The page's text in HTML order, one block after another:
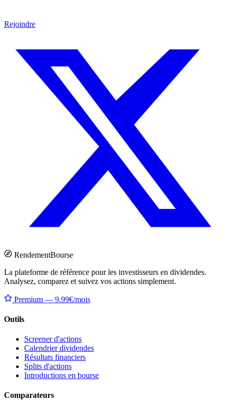
Rejoindre
RendementBourse
La plateforme de référence pour les investisseurs en dividendes.
Analysez, comparez et suivez vos actions simplement.
Premium — 9.99€/mois
Outils
Screener d'actions
Calendrier dividendes
Résultats financiers
Splits d'actions
Introductions en bourse
Comparateurs